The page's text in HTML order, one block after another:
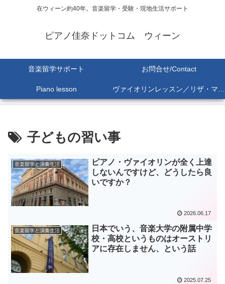
在ウィーン約40年。音楽留学・受験・現地生活サポート
ピアノ佳奈ドットコム ウィーン
音楽留学サポート お問合せ/Contact
Piano lesson ヴァイオリンレッスン／リザ・マリア Lisa-Maria SEKINE
子どもの習い事
音楽留学と演奏生活
ピアノ・ヴァイオリンが全く上達
しないんですけど、どうしたら良
いですか？
2026.06.17
音楽留学と演奏生活
日本でいう、音楽大学の附属中学
校・高校というものはオーストリ
アに存在しません、という話
2025.07.25